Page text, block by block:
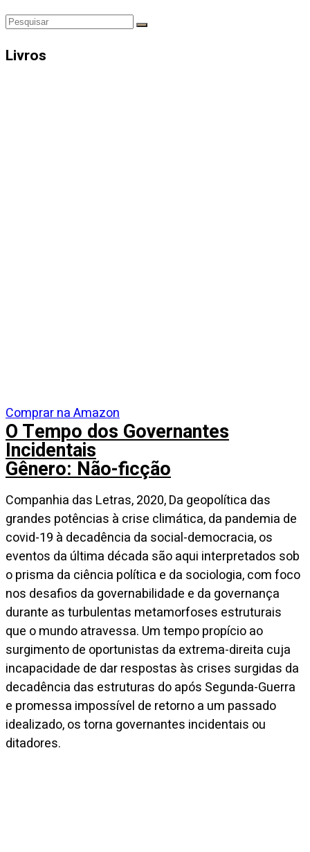
Livros
Comprar na Amazon
O Tempo dos Governantes
Incidentais
Gênero: Não-ficção
Companhia das Letras, 2020, Da geopolítica das
grandes potências à crise climática, da pandemia de
covid-19 à decadência da social-democracia, os
eventos da última década são aqui interpretados sob
o prisma da ciência política e da sociologia, com foco
nos desafios da governabilidade e da governança
durante as turbulentas metamorfoses estruturais
que o mundo atravessa. Um tempo propício ao
surgimento de oportunistas da extrema-direita cuja
incapacidade de dar respostas às crises surgidas da
decadência das estruturas do após Segunda-Guerra
e promessa impossível de retorno a um passado
idealizado, os torna governantes incidentais ou
ditadores.